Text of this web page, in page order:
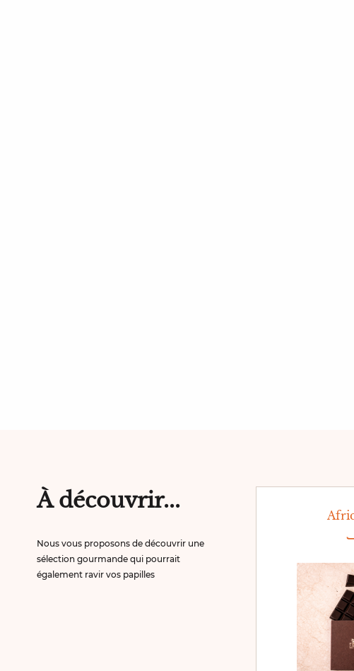
À découvrir...
Nous vous proposons de découvrir une
sélection gourmande qui pourrait
également ravir vos papilles